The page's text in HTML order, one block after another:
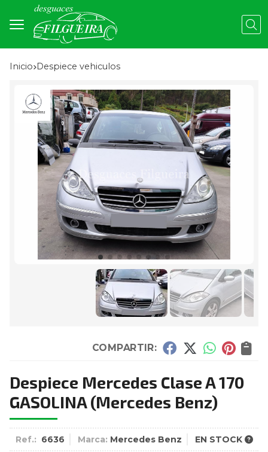
Inicio despiece vehiculos
COMPARTIR:
Despiece Mercedes Clase A 170
GASOLINA (Mercedes Benz)
Ref.: 6636 Marca: Mercedes Benz EN STOCK